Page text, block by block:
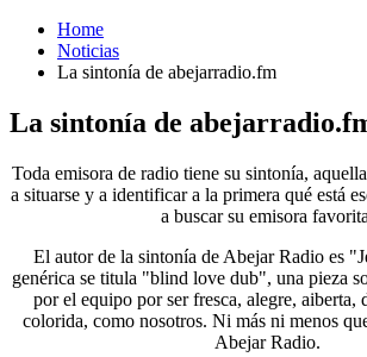
Home
Noticias
La sintonía de abejarradio.fm
La sintonía de
Toda emisora de radio tiene su sintonía,
a situarse y a identificar a la primera qué está
a buscar su emisora
El autor de la sintonía de Abejar Radio es
genérica se titula "blind love dub", una pieza
por el equipo por ser fresca, alegre, aiberta,
colorida, como nosotros. Ni más ni menos
Abejar Radio.